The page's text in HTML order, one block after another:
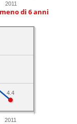
2011
di 6 anni
2011
4.4